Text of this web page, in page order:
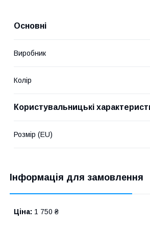
Основні
Виробник
Колір
Користувальницькі
Розмір (EU)
Інформація для замовлення
Ціна: 1 750 ₴